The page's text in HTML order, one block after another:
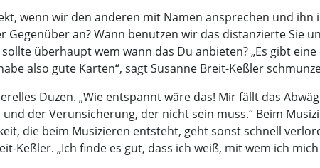
wenn wir den anderen mit Namen ansprechen und
Gegenüber an? Wann benutzen wir das distanzierte Sie
überhaupt wem wann das Du anbieten? „Es gibt
also gute Karten“, sagt Susanne Breit-Keßler
Duzen. „Wie entspannt wäre das! Mir fällt das
der Verunsicherung, der nicht sein muss.“ Beim
die beim Musizieren entsteht, geht sonst schnell
Keßler. „Ich finde es gut, dass ich weiß, mit wem ich